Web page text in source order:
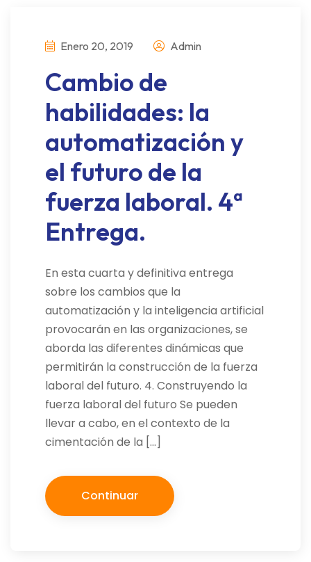
Enero 20, 2019 Admin
Cambio de
habilidades: la
automatización y
el futuro de la
fuerza laboral. 4ª
Entrega.
En esta cuarta y definitiva entrega
sobre los cambios que la
automatización y la inteligencia artificial
provocarán en las organizaciones, se
aborda las diferentes dinámicas que
permitirán la construcción de la fuerza
laboral del futuro. 4. Construyendo la
fuerza laboral del futuro Se pueden
llevar a cabo, en el contexto de la
cimentación de la […]
Continuar